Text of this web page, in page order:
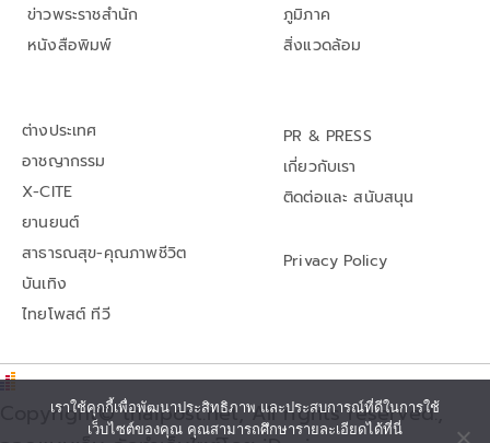
ข่าวพระราชสำนัก
หนังสือพิมพ์
ภูมิภาค
สิ่งแวดล้อม
ต่างประเทศ
อาชญากรรม
X-CITE
ยานยนต์
สาธารณสุข-คุณภาพชีวิต
บันเทิง
ไทยโพสต์ ทีวี
PR & PRESS
เกี่ยวกับเรา
ติดต่อและ สนับสนุน
Privacy Policy
Copyright© thaipost.net, All rights reserved.,
เราใช้คุกกี้เพื่อพัฒนาประสิทธิภาพ และประสบการณ์ที่ดีในการใช้
เว็บไซต์ของคุณ คุณสามารถศึกษารายละเอียดได้ที่นี่